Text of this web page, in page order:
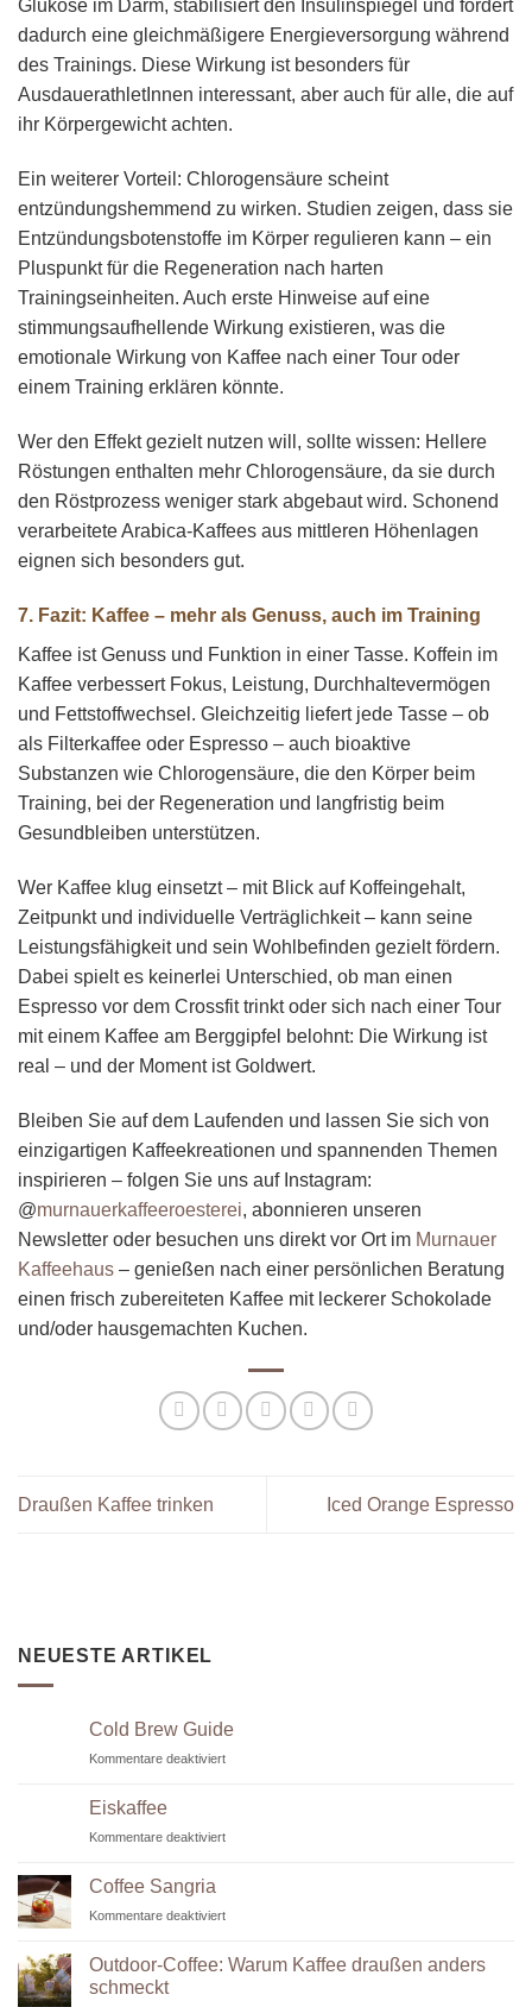
dadurch eine gleichmäßigere Energieversorgung während
des Trainings. Diese Wirkung ist besonders für
AusdauerathletInnen interessant, aber auch für alle, die auf
ihr Körpergewicht achten.
Ein weiterer Vorteil: Chlorogensäure scheint
entzündungshemmend zu wirken. Studien zeigen, dass sie
Entzündungsbotenstoffe im Körper regulieren kann – ein
Pluspunkt für die Regeneration nach harten
Trainingseinheiten. Auch erste Hinweise auf eine
stimmungsaufhellende Wirkung existieren, was die
emotionale Wirkung von Kaffee nach einer Tour oder
einem Training erklären könnte.
Wer den Effekt gezielt nutzen will, sollte wissen: Hellere
Röstungen enthalten mehr Chlorogensäure, da sie durch
den Röstprozess weniger stark abgebaut wird. Schonend
verarbeitete Arabica-Kaffees aus mittleren Höhenlagen
eignen sich besonders gut.
7. Fazit: Kaffee – mehr als Genuss, auch im Training
Kaffee ist Genuss und Funktion in einer Tasse. Koffein im
Kaffee verbessert Fokus, Leistung, Durchhaltevermögen
und Fettstoffwechsel. Gleichzeitig liefert jede Tasse – ob
als Filterkaffee oder Espresso – auch bioaktive
Substanzen wie Chlorogensäure, die den Körper beim
Training, bei der Regeneration und langfristig beim
Gesundbleiben unterstützen.
Wer Kaffee klug einsetzt – mit Blick auf Koffeingehalt,
Zeitpunkt und individuelle Verträglichkeit – kann seine
Leistungsfähigkeit und sein Wohlbefinden gezielt fördern.
Dabei spielt es keinerlei Unterschied, ob man einen
Espresso vor dem Crossfit trinkt oder sich nach einer Tour
mit einem Kaffee am Berggipfel belohnt: Die Wirkung ist
real – und der Moment ist Goldwert.
Bleiben Sie auf dem Laufenden und lassen Sie sich von
einzigartigen Kaffeekreationen und spannenden Themen
inspirieren – folgen Sie uns auf Instagram:
@murnauerkaffeeroesterei, abonnieren unseren
Newsletter oder besuchen uns direkt vor Ort im Murnauer
Kaffeehaus – genießen nach einer persönlichen Beratung
einen frisch zubereiteten Kaffee mit leckerer Schokolade
und/oder hausgemachten Kuchen.
Draußen Kaffee trinken Iced Orange Espresso
NEUESTE ARTIKEL
Cold Brew Guide
Kommentare deaktiviertfür
Eiskaffee
Kommentare deaktiviertfür
Coffee Sangria
Kommentare deaktiviertfür
Sangria
Outdoor-Coffee: Warum Kaffee draußen anders
schmeckt